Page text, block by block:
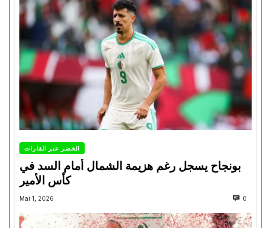
الخضر عبر القارات
بونجاح يسجل رغم هزيمة الشمال أمام السد في
كأس الأمير
Mai 1, 2026 0